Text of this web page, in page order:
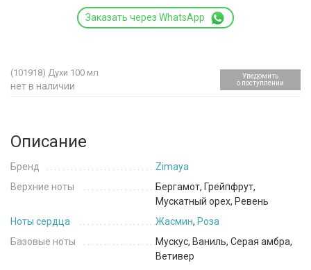
Заказать через WhatsApp
(101918) Духи 100 мл
нет в наличии
Уведомить
о поступлении
Описание
Бренд
Zimaya
Верхние ноты
Бергамот, Грейпфрут,
Мускатный орех, Ревень
Ноты сердца
Жасмин, Роза
Базовые ноты
Мускус, Ваниль, Серая амбра,
Ветивер